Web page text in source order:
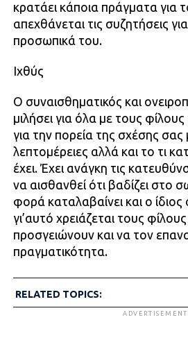
κρατάει κάποια πράγματα για
απεχθάνεται τις συζητήσεις
προσωπικά του.
Ιχθύς
Ο συναισθηματικός και
μιλήσει για όλα με τους
για την πορεία της σχέσης σας
λεπτομέρειες αλλά και το τι
έχει. Έχει ανάγκη τις
να αισθανθεί ότι βαδίζει στο
φορά καταλαβαίνει και ο ίδιος
γι’αυτό χρειάζεται τους
προσγειώνουν και να τον
πραγματικότητα.
RELATED TOPICS:
ADVERTISEMENT